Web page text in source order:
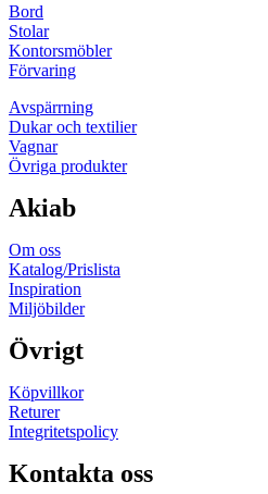
Bord
Stolar
Kontorsmöbler
Förvaring
Avspärrning
Dukar och textilier
Vagnar
Övriga produkter
Akiab
Om oss
Katalog/Prislista
Inspiration
Miljöbilder
Övrigt
Köpvillkor
Returer
Integritetspolicy
Kontakta oss